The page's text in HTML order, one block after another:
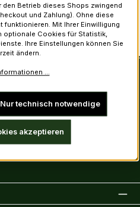
Betrieb dieses Shops zwingend
und Zahlung). Ohne diese
funktionieren. Mit Ihrer Einwilligung
optionale Cookies für Statistik,
Ihre Einstellungen können Sie
ändern.
...
Nur technisch notwendige
akzeptieren